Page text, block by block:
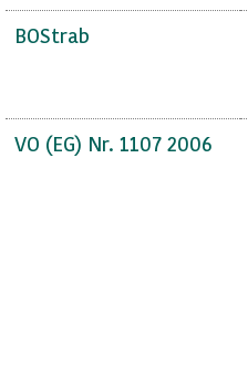
BOStrab
VO (EG) Nr. 1107 2006